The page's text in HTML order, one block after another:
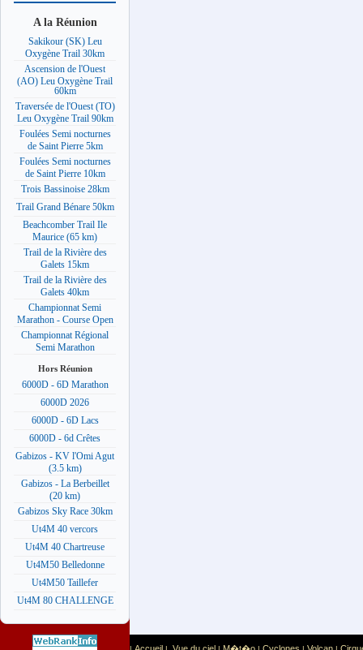
A la Réunion
Sakikour (SK) Leu
Oxygène Trail 30km
Ascension de l'Ouest
(AO) Leu Oxygène Trail
60km
Traversée de l'Ouest (TO)
Leu Oxygène Trail 90km
Foulées Semi nocturnes
de Saint Pierre 5km
Foulées Semi nocturnes
de Saint Pierre 10km
Trois Bassinoise 28km
Trail Grand Bénare 50km
Beachcomber Trail Ile
Maurice (65 km)
Trail de la Rivière des
Galets 15km
Trail de la Rivière des
Galets 40km
Championnat Semi
Marathon - Course Open
Championnat Régional
Semi Marathon
Hors Réunion
6000D - 6D Marathon
6000D 2026
6000D - 6D Lacs
6000D - 6d Crêtes
Gabizos - KV l'Omi Agut
(3.5 km)
Gabizos - La Berbeillet
(20 km)
Gabizos Sky Race 30km
Ut4M 40 vercors
Ut4M 40 Chartreuse
Ut4M50 Belledonne
Ut4M50 Taillefer
Ut4M 80 CHALLENGE